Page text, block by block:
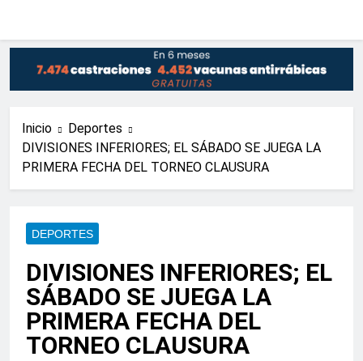
Inicio
Deportes
DIVISIONES INFERIORES; EL SÁBADO SE JUEGA LA
PRIMERA FECHA DEL TORNEO CLAUSURA
DEPORTES
DIVISIONES INFERIORES; EL
SÁBADO SE JUEGA LA
PRIMERA FECHA DEL
TORNEO CLAUSURA